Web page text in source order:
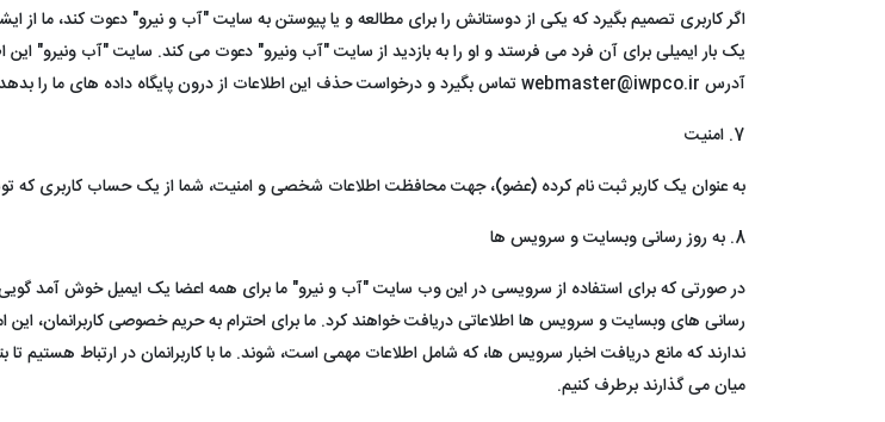
اگر کاربری تصمیم بگیرد که یکی از دوستانش را برای مطالعه و یا پیوستن به سایت "آب و نیرو" دعوت کند، ما
یک بار ایمیلی برای آن فرد می فرستد و او را به بازدید از سایت "آب ونیرو" دعوت می کند. سایت "آب ونیرو" این
آدرس webmaster@iwpco.ir تماس بگیرد و درخواست حذف این اطلاعات از درون پایگاه داده های ما را بدهد.
7. امنیت
به عنوان یک کاربر ثبت نام کرده (عضو)، جهت محافظت اطلاعات شخصی و امنیت، شما از یک حساب کاربری که
8. به روز رسانی وبسایت و سرویس ها
در صورتی که برای استفاده از سرویسی در این وب سایت "آب و نیرو" ما برای همه اعضا یک ایمیل خوش آمد گویی
رسانی های وبسایت و سرویس ها اطلاعاتی دریافت خواهند کرد. ما برای احترام به حریم خصوصی کاربرانمان، این
ندارند که مانع دریافت اخبار سرویس ها، که شامل اطلاعات مهمی است، شوند. ما با کاربرانمان در ارتباط
میان می گذارند برطرف کنیم.